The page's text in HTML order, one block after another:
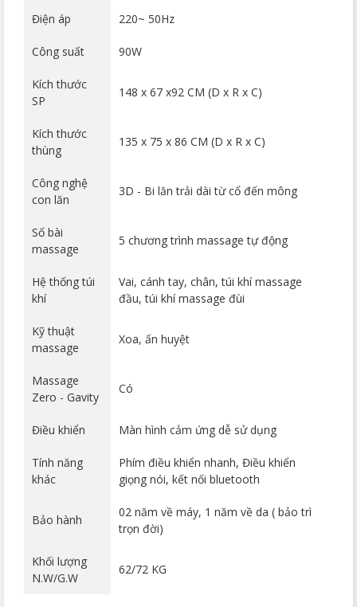
Điện áp 220~ 50Hz
Công suất 90W
Kích thước
SP
148 x 67 x92 CM (D x R x C)
Kích thước
thùng
135 x 75 x 86 CM (D x R x C)
Công nghệ
con lăn
3D - Bi lăn trải dài từ cổ đến mông
Số bài
massage
5 chương trình massage tự động
Hệ thống túi
khí
Vai, cánh tay, chân, túi khí massage
đầu, túi khí massage đùi
Kỹ thuật
massage
Xoa, ấn huyệt
Massage
Zero - Gavity
Có
Điều khiển Màn hình cảm ứng dễ sử dụng
Tính năng
khác
Phím điều khiển nhanh, Điều khiển
giọng nói, kết nối bluetooth
Bảo hành
02 năm về máy, 1 năm về da ( bảo trì
trọn đời)
Khối lượng
N.W/G.W
62/72 KG